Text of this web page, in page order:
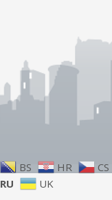
BS HR CS
RU
UK